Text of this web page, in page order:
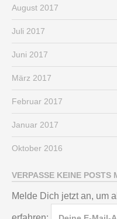
August 2017
Juli 2017
Juni 2017
März 2017
Februar 2017
Januar 2017
Oktober 2016
VERPASSE KEINE POSTS
Melde Dich jetzt an, um